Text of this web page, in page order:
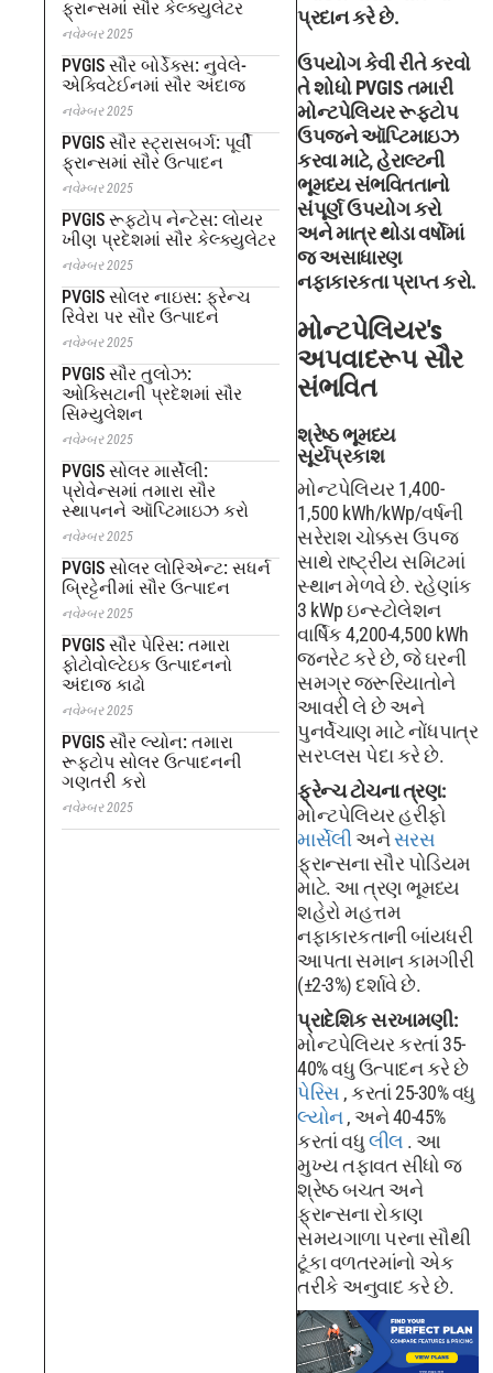
ફ્રાન્સમાં સૌર કેલ્ક્યુલેટર
નવેમ્બર 2025
PVGIS સૌર બોર્ડેક્સ: નુવેલે-
એક્વિટેઈનમાં સૌર અંદાજ
નવેમ્બર 2025
PVGIS સૌર સ્ટ્રાસબર્ગ: પૂર્વી
ફ્રાન્સમાં સૌર ઉત્પાદન
નવેમ્બર 2025
PVGIS રૂફટોપ નેન્ટેસ: લોયર
ખીણ પ્રદેશમાં સૌર કેલ્ક્યુલેટર
નવેમ્બર 2025
PVGIS સોલર નાઇસ: ફ્રેન્ચ
રિવેરા પર સૌર ઉત્પાદન
નવેમ્બર 2025
PVGIS સૌર તુલોઝ:
ઓક્સિટાની પ્રદેશમાં સૌર
સિમ્યુલેશન
નવેમ્બર 2025
PVGIS સોલર માર્સેલી:
પ્રોવેન્સમાં તમારા સૌર
સ્થાપનને ઑપ્ટિમાઇઝ કરો
નવેમ્બર 2025
PVGIS સોલર લોરિએન્ટ: સધર્ન
બ્રિટ્ટેનીમાં સૌર ઉત્પાદન
નવેમ્બર 2025
PVGIS સૌર પેરિસ: તમારા
ફોટોવોલ્ટેઇક ઉત્પાદનનો
અંદાજ કાઢો
નવેમ્બર 2025
PVGIS સૌર લ્યોન: તમારા
રૂફટોપ સોલર ઉત્પાદનની
ગણતરી કરો
નવેમ્બર 2025
પ્રદાન કરે છે.
ઉપયોગ કેવી રીતે કરવો
તે શોધો PVGIS તમારી
મોન્ટપેલિયર રૂફટોપ
ઉપજને ઑપ્ટિમાઇઝ
કરવા માટે, હેરાલ્ટની
ભૂમધ્ય સંભવિતતાનો
સંપૂર્ણ ઉપયોગ કરો
અને માત્ર થોડા વર્ષોમાં
જ અસાધારણ
નફાકારકતા પ્રાપ્ત કરો.
મોન્ટપેલિયર's
અપવાદરૂપ સૌર
સંભવિત
શ્રેષ્ઠ ભૂમધ્ય
સૂર્યપ્રકાશ
મોન્ટપેલિયર 1,400-
1,500 kWh/kWp/વર્ષની
સરેરાશ ચોક્કસ ઉપજ
સાથે રાષ્ટ્રીય સમિટમાં
સ્થાન મેળવે છે. રહેણાંક
3 kWp ઇન્સ્ટોલેશન
વાર્ષિક 4,200-4,500 kWh
જનરેટ કરે છે, જે ઘરની
સમગ્ર જરૂરિયાતોને
આવરી લે છે અને
પુનર્વેચાણ માટે નોંધપાત્ર
સરપ્લસ પેદા કરે છે.
ફ્રેન્ચ ટોચના ત્રણ:
મોન્ટપેલિયર હરીફો
માર્સેલીઅનેસરસ
ફ્રાન્સના સૌર પોડિયમ
માટે. આ ત્રણ ભૂમધ્ય
શહેરો મહત્તમ
નફાકારકતાની બાંયધરી
આપતા સમાન કામગીરી
(±2-3%) દર્શાવે છે.
પ્રાદેશિક સરખામણી:
મોન્ટપેલિયર કરતાં 35-
40% વધુ ઉત્પાદન કરે છે
પેરિસ , કરતાં 25-30% વધુ
લ્યોન, અને 40-45%
કરતાં વધુલીલ . આ
મુખ્ય તફાવત સીધો જ
શ્રેષ્ઠ બચત અને
ફ્રાન્સના રોકાણ
સમયગાળા પરના સૌથી
ટૂંકા વળતરમાંનો એક
તરીકે અનુવાદ કરે છે.